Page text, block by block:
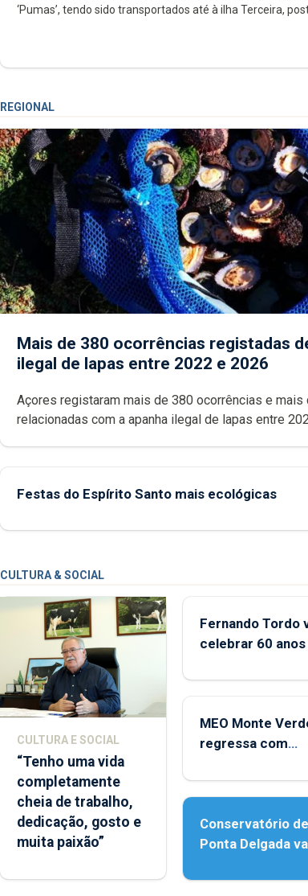
‘Pumas’, tendo sido transportados até à ilha Terceira,
REGIONAL
Mais de 380 ocorrências registadas
ilegal de lapas entre 2022 e 2026
Açores registaram mais de 380 ocorrências e mais de 160 inspeções
relacionadas com a apanha ilegal de lapas entre 2022 e 2026.
Festas do Espírito Santo mais ecológicas
CULTURA & SOCIAL
CULTURA E SOCIAL
“Tenho uma vida
completamente
cheia de trabalho,
dedicação, gosto e
muita paixão”
Fernando Tordo
celebrar 60
Micaelense
MEO Monte
regressa com
acessibilidade
Conservatório de
Ponta Delgada
instrumentos